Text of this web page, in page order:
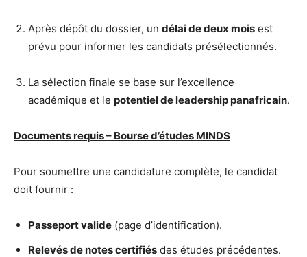
Après dépôt du dossier, un délai de deux mois est
prévu pour informer les candidats présélectionnés.
La sélection finale se base sur l’excellence
académique et le potentiel de leadership panafricain.
Documents requis – Bourse d’études MINDS
Pour soumettre une candidature complète, le candidat
doit fournir :
Passeport valide (page d’identification).
Relevés de notes certifiés des études précédentes.